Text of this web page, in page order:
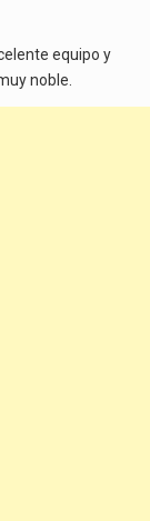
equipo y
noble.